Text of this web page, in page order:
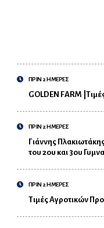
ΠΡΙΝ 2 ΗΜΕΡΕΣ
GOLDEN FARM
ΠΡΙΝ 2 ΗΜΕΡΕΣ
Γιάννης
του 2ου και 3ου
ΠΡΙΝ 2 ΗΜΕΡΕΣ
Τιμές Αγροτικών